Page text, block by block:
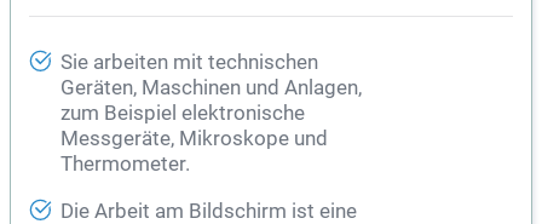
Sie arbeiten mit technischen
Geräten, Maschinen und Anlagen,
zum Beispiel elektronische
Messgeräte, Mikroskope und
Thermometer.
Die Arbeit am Bildschirm ist eine